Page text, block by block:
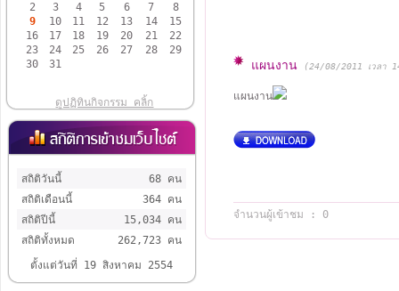
2
3 4 5 6 7
8
9
10 11 12 13 14
15
16
17 18 19 20 21
22
23
24 25 26 27 28
29
30
31
ดูปฏิทินกิจกรรม คลิ้ก
สถิติวันนี้
68 คน
สถิติเดือนนี้
364 คน
สถิติปีนี้
15,034 คน
สถิติทั้งหมด
262,723 คน
ตั้งแต่วันที่ 19 สิงหาคม 2554
แผนงาน (24/08/2011 เวลา
แผนงาน
จำนวนผู้เข้าชม : 0